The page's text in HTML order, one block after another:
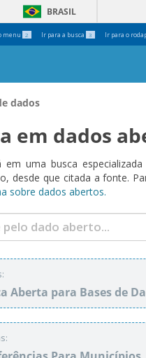
menu 2 Ir para a busca 3 Ir para o
BRASIL
Pessoais
dados
em dados
em uma busca
desde que citada a fonte.
sobre dados abertos.
Aberta para Bases de